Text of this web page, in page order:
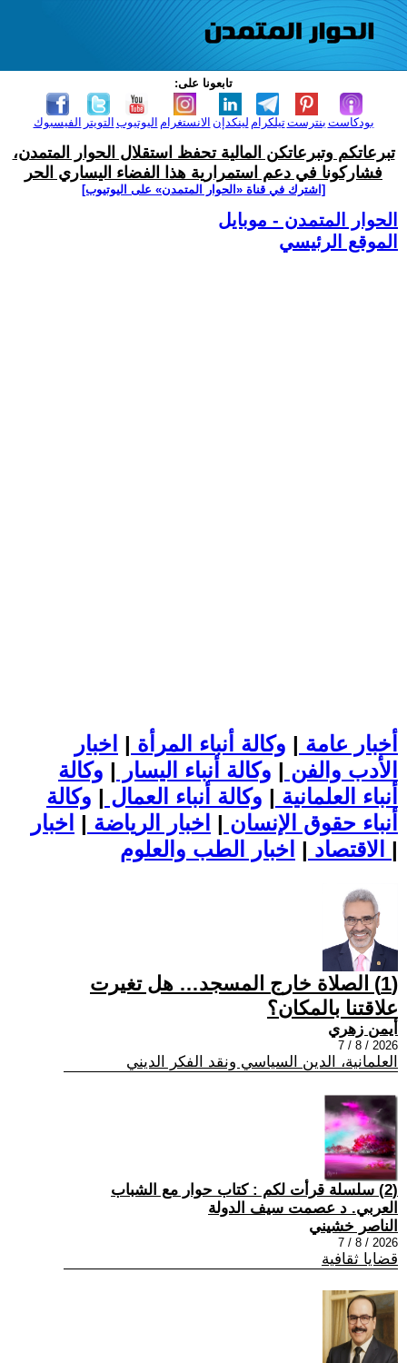
تابعونا على:
الفيسبوك التويتر اليوتيوب الانستغرام لينكدإن تيلكرامبنترست بودكاست
تبرعاتكم وتبرعاتكن المالية تحفظ استقلال الحوار المتمدن،
فشاركونا في دعم استمرارية هذا الفضاء اليساري الحر
[اشترك في قناة ‫«الحوار المتمدن» على اليوتيوب]
الحوار المتمدن - موبايل
الموقع الرئيسي
أخبار عامة | وكالة أنباء المرأة | اخبار
الأدب والفن | وكالة أنباء اليسار | وكالة
أنباء العلمانية | وكالة أنباء العمال | وكالة
أنباء حقوق الإنسان | اخبار الرياضة | اخبار
الاقتصاد | |
(1) الصلاة خارج المسجد… هل تغيرت
علاقتنا بالمكان؟
أيمن زهري
2026 / 8 / 7
العلمانية، الدين السياسي ونقد الفكر الديني
(2) سلسلة قرأت لكم : كتاب حوار مع الشباب
العربي. د عصمت سيف الدولة
الناصر خشيني
2026 / 8 / 7
قضايا ثقافية